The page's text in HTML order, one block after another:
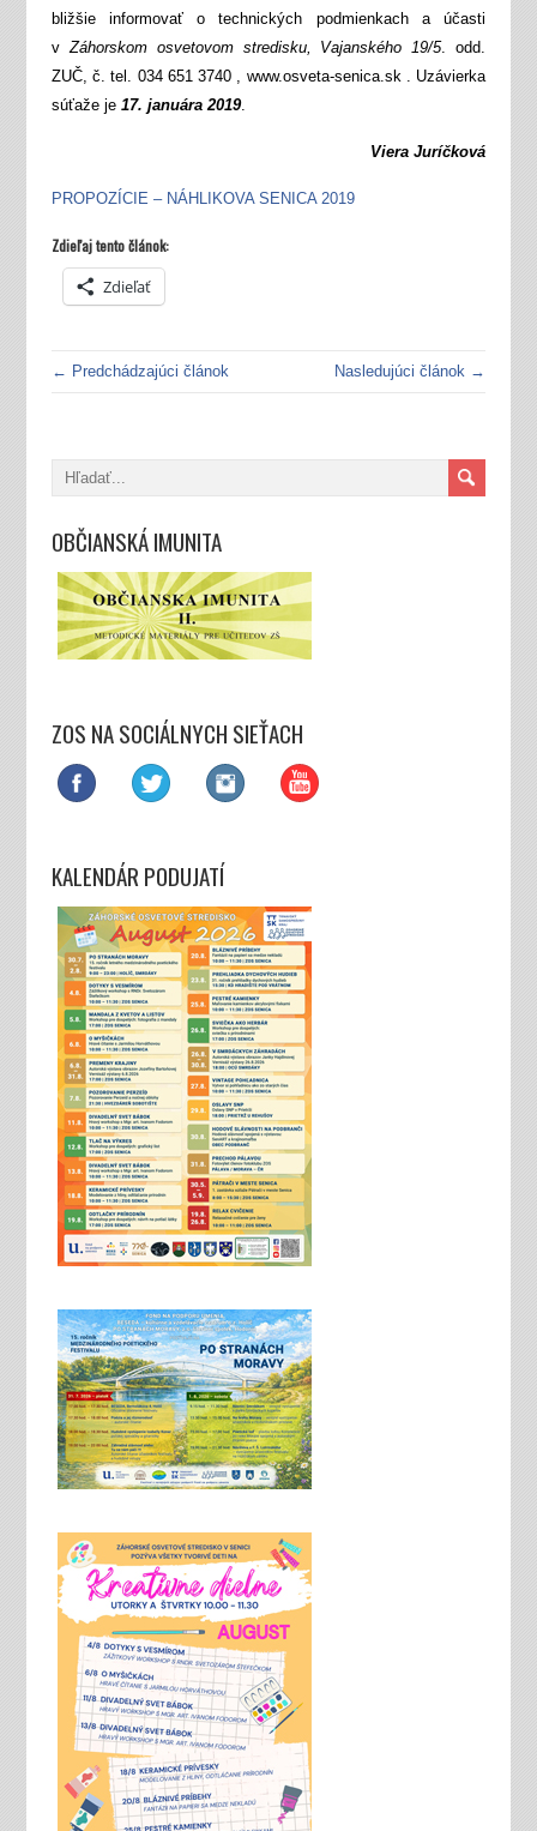
bližšie informovať o technických podmienkach a účasti
vZáhorskom osvetovom stredisku, Vajanského 19/5. odd.
ZUČ, č. tel. 034 651 3740 , www.osveta-senica.sk . Uzávierka
súťaže je 17. januára 2019.
Viera Juríčková
PROPOZÍCIE – NÁHLIKOVA SENICA 2019
Zdieľaj tento článok:
Zdieľať
← Predchádzajúci článok Nasledujúci článok →
OBČIANSKÁ IMUNITA
ZOS NA SOCIÁLNYCH SIEŤACH
KALENDÁR PODUJATÍ